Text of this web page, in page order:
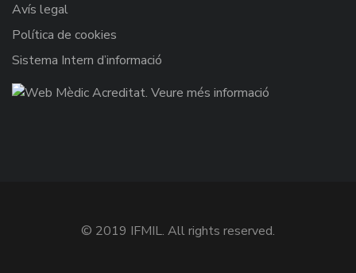
Avís legal
Política de cookies
Sistema Intern d’informació
© 2019 IFMIL. All rights reserved.